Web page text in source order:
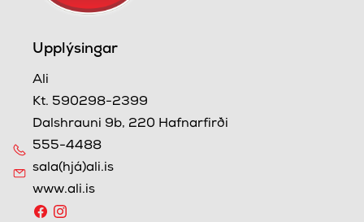
Upplýsingar
Ali
Kt. 590298-2399
Dalshrauni 9b, 220 Hafnarfirði
555-4488
sala(hjá)ali.is
www.ali.is